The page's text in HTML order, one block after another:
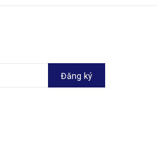
Đăng ký